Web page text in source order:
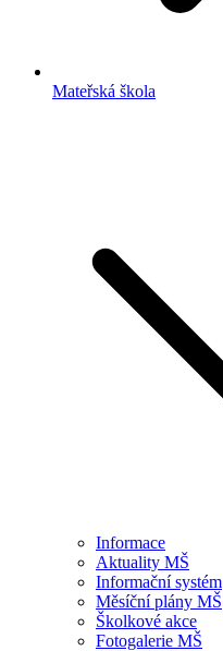
Mateřská škola
Informace
Aktuality MŠ
Informační systém
Měsíční plány MŠ
Školkové akce
Fotogalerie MŠ